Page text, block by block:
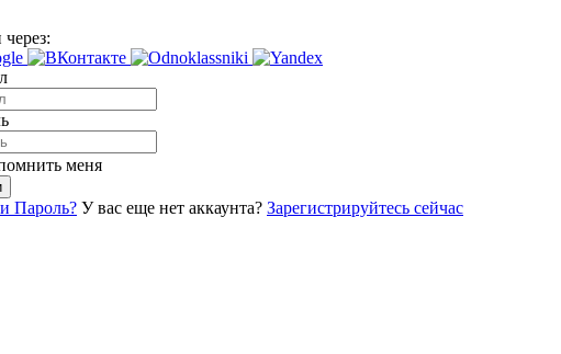
меня
Пароль? У вас еще нет аккаунта? Зарегистрируйтесь сейчас